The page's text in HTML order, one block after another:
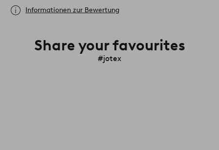
Informationen zur Bewertung
Share your favourites
#jotex